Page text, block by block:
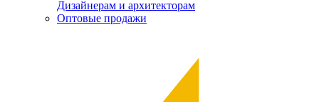
Дизайнерам и архитекторам
Оптовые продажи